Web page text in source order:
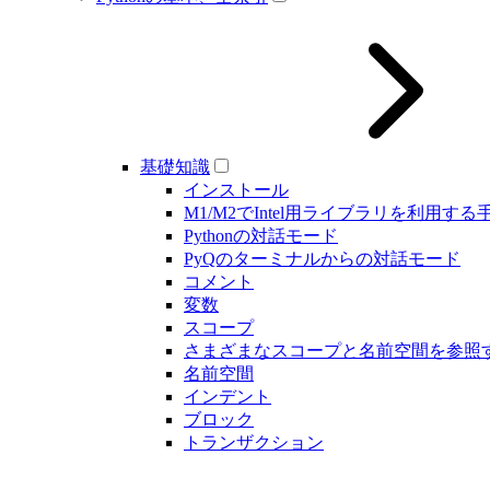
基礎知識
インストール
M1/M2でIntel用ライブラリを利用する
Pythonの対話モード
PyQのターミナルからの対話モード
コメント
変数
スコープ
さまざまなスコープと名前空間を参照
名前空間
インデント
ブロック
トランザクション